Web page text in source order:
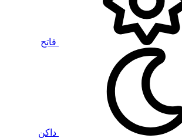
فاتح
داكن